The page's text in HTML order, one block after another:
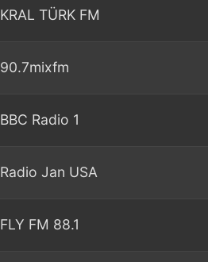
KRAL TÜRK FM
90.7mixfm
BBC Radio 1
Radio Jan USA
FLY FM 88.1